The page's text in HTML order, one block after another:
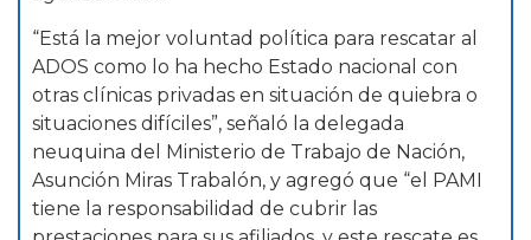
“Está la mejor voluntad política para rescatar al
ADOS como lo ha hecho Estado nacional con
otras clínicas privadas en situación de quiebra o
situaciones difíciles”, señaló la delegada
neuquina del Ministerio de Trabajo de Nación,
Asunción Miras Trabalón, y agregó que “el PAMI
tiene la responsabilidad de cubrir las